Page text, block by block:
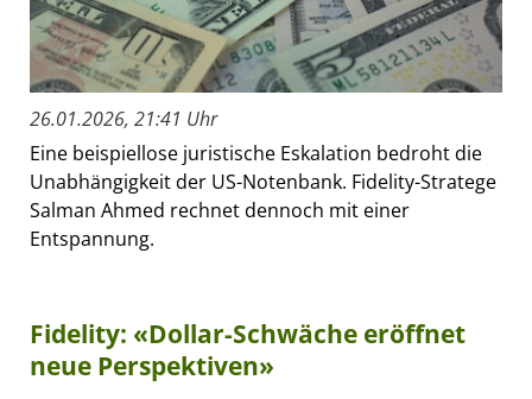
26.01.2026, 21:41 Uhr
Eine beispiellose juristische Eskalation bedroht die
Unabhängigkeit der US-Notenbank. Fidelity-Stratege
Salman Ahmed rechnet dennoch mit einer
Entspannung.
Fidelity: «Dollar-Schwäche eröffnet
neue Perspektiven»